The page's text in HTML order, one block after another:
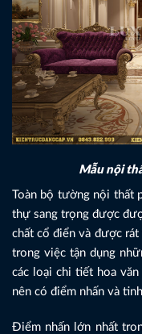
Mẫu nội
Toàn bộ tường nội thất
thự sang trọng được
chất cổ điển và được rát
trong việc tận dụng
các loại chi tiết hoa
nên có điểm nhấn và
Điểm nhấn lớn nhất